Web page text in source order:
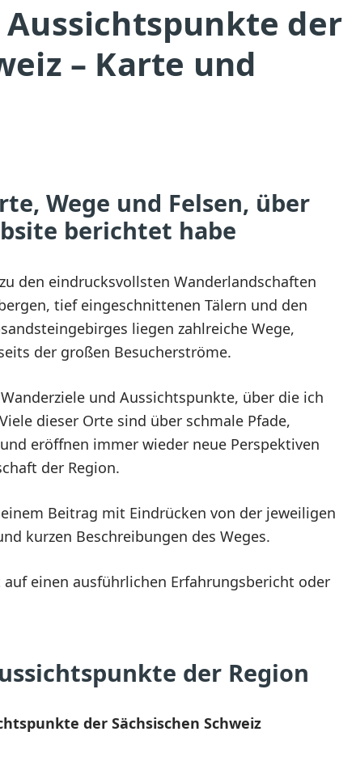
der
– Karte und
Wege und Felsen, über
berichtet habe
den eindrucksvollsten Wanderlandschaften
tief eingeschnittenen Tälern und den
liegen zahlreiche Wege,
der großen Besucherströme.
und Aussichtspunkte, über die ich
dieser Orte sind über schmale Pfade,
eröffnen immer wieder neue Perspektiven
der Region.
Beitrag mit Eindrücken von der jeweiligen
kurzen Beschreibungen des Weges.
einen ausführlichen Erfahrungsbericht oder
der Region
der Sächsischen Schweiz